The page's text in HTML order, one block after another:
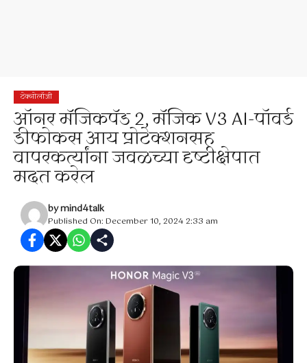
टेक्नोलॉजी
ऑनर मॅजिकपॅड 2, मॅजिक V3 AI-पॉवर्ड
डीफोकस आय प्रोटेक्शनसह
वापरकर्त्यांना जवळच्या दृष्टीक्षेपात
मदत करेल
bymind4talk
Published On: December 10, 2024 2:33 am